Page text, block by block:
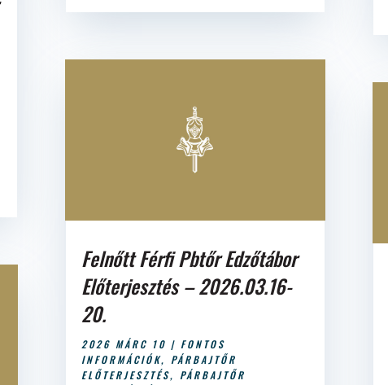
Felnőtt Férfi Pbtőr Edzőtábor
Előterjesztés – 2026.03.16-
20.
2026 MÁRC 10 | FONTOS
INFORMÁCIÓK, PÁRBAJTŐR
ELŐTERJESZTÉS, PÁRBAJTŐR